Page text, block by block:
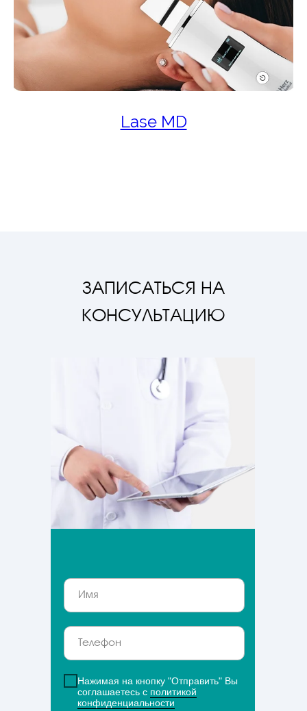
Lase MD
Нажимая на кнопку "Отправить" Вы
соглашаетесь с политикой
конфиденциальности
ЗАПИСАТЬСЯ НА
КОНСУЛЬТАЦИЮ